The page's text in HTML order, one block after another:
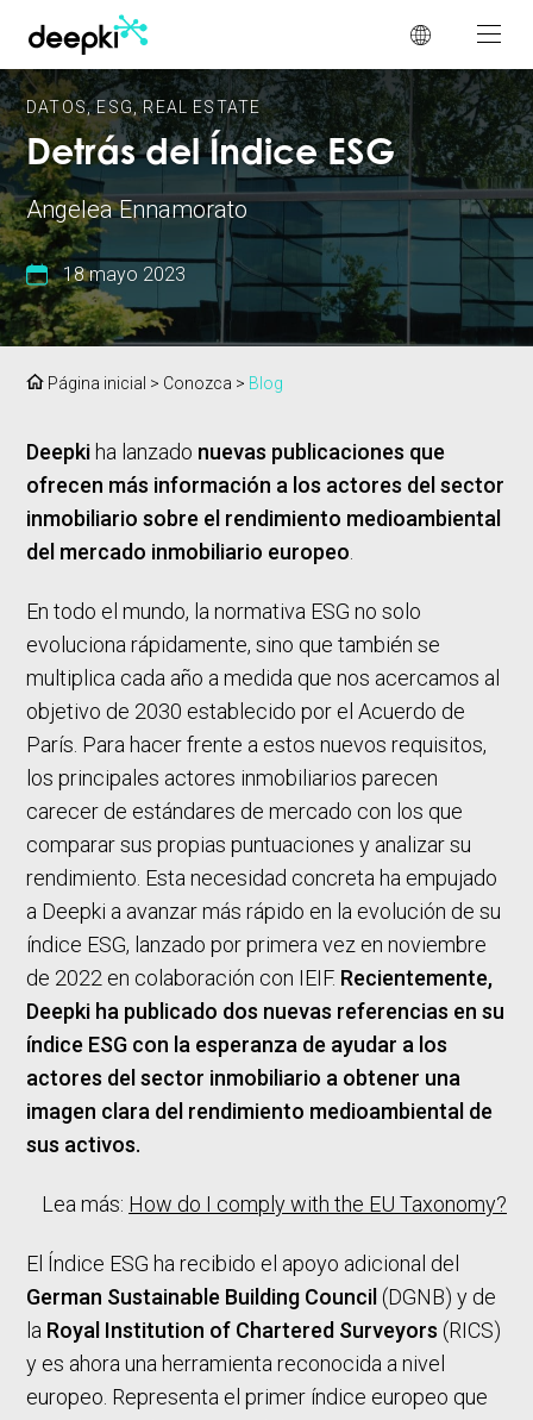
DATOS,ESG,REAL ESTATE
Detrás del Índice ESG
Angelea Ennamorato
18 mayo 2023
Página inicial > Conozca > Blog
Deepki ha lanzado nuevas publicaciones que
ofrecen más información a los actores del sector
inmobiliario sobre el rendimiento medioambiental
del mercado inmobiliario europeo
En todo el mundo, la normativa ESG no solo
evoluciona rápidamente, sino que también se
multiplica cada año a medida que nos acercamos al
objetivo de 2030 establecido por el Acuerdo de
París. Para hacer frente a estos nuevos requisitos,
los principales actores inmobiliarios parecen
carecer de estándares de mercado con los que
comparar sus propias puntuaciones y analizar su
rendimiento. Esta necesidad concreta ha empujado
a Deepki a avanzar más rápido en la evolución de su
índice ESG, lanzado por primera vez en noviembre
de 2022 en colaboración con IEIF. Recientemente,
Deepki ha publicado dos nuevas referencias en su
índice ESG con la esperanza de ayudar a los
actores del sector inmobiliario a obtener una
imagen clara del rendimiento medioambiental de
sus activos.
Lea más: How do I comply with the EU Taxonomy?
El Índice ESG ha recibido el apoyo adicional del
German Sustainable Building Council (DGNB) y de
la Royal Institution of Chartered Surveyors (RICS)
y es ahora una herramienta reconocida a nivel
europeo. Representa el primer índice europeo que
Panel de gestión de cookies